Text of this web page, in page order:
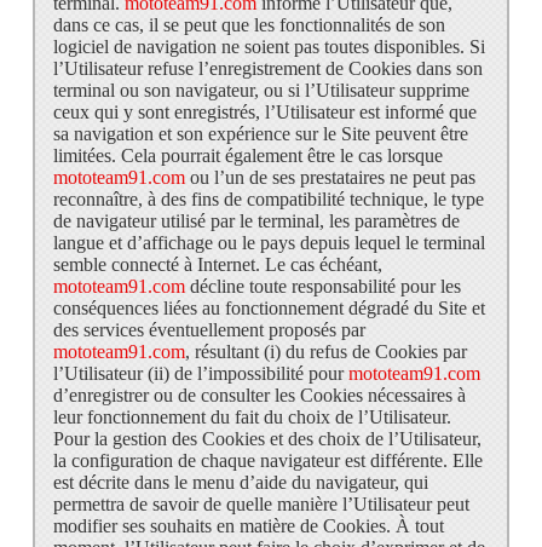
dans ce cas, il se peut que les fonctionnalités de son
logiciel de navigation ne soient pas toutes disponibles. Si
l’Utilisateur refuse l’enregistrement de Cookies dans son
terminal ou son navigateur, ou si l’Utilisateur supprime
ceux qui y sont enregistrés, l’Utilisateur est informé que
sa navigation et son expérience sur le Site peuvent être
limitées. Cela pourrait également être le cas lorsque
mototeam91.comou l’un de ses prestataires ne peut pas
reconnaître, à des fins de compatibilité technique, le type
de navigateur utilisé par le terminal, les paramètres de
langue et d’affichage ou le pays depuis lequel le terminal
semble connecté à Internet. Le cas échéant,
mototeam91.comdécline toute responsabilité pour les
conséquences liées au fonctionnement dégradé du Site et
des services éventuellement proposés par
mototeam91.com, résultant (i) du refus de Cookies par
l’Utilisateur (ii) de l’impossibilité pourmototeam91.com
d’enregistrer ou de consulter les Cookies nécessaires à
leur fonctionnement du fait du choix de l’Utilisateur.
Pour la gestion des Cookies et des choix de l’Utilisateur,
la configuration de chaque navigateur est différente. Elle
est décrite dans le menu d’aide du navigateur, qui
permettra de savoir de quelle manière l’Utilisateur peut
modifier ses souhaits en matière de Cookies. À tout